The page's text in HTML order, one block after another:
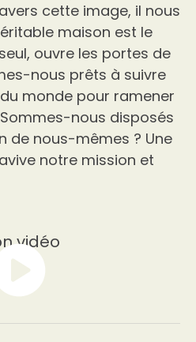
cette image, il nous
maison est le
ouvre les portes de
nous prêts à suivre
monde pour ramener
nous disposés
de nous-mêmes ? Une
notre mission et
vidéo